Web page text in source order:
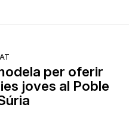
per oferir
joves al Poble